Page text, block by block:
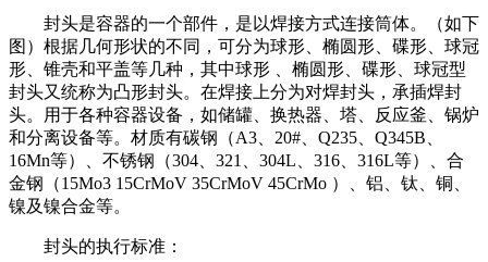
封头是容器的一个部件，是以焊接方式连接筒体。（如下
图）根据几何形状的不同，可分为球形、椭圆形、碟形、球冠
形、锥壳和平盖等几种 ，其中球形 、椭圆形、碟形、球冠型
封头又统称为凸形封头。在焊接上分为对焊封头，承插焊封
头。用于各种容器设备，如储罐、换热器、 塔、反应釜、锅炉
和分离设备等。材质有碳钢（A3、20#、Q235、Q345B、
16Mn等）、不锈钢（304、321、304L、316、316L等）、合
金钢 （15Mo3 15CrMoV 35CrMoV 45CrMo ）、铝、钛、铜、
镍及镍合金等。
封头的执行标准：